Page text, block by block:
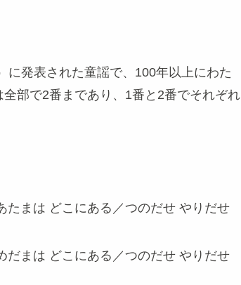
に発表された童謡で、100年以上にわた
部で2番まであり、1番と2番でそれぞれ
たまは どこにある／つのだせ やりだせ
だまは どこにある／つのだせ やりだせ